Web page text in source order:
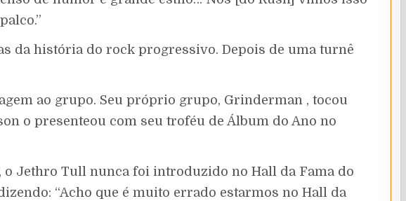
da história do rock progressivo. Depois de uma turnê
ao grupo. Seu próprio grupo, Grinderman , tocou
o presenteou com seu troféu de Álbum do Ano no
Jethro Tull nunca foi introduzido no Hall da Fama do
“Acho que é muito errado estarmos no Hall da